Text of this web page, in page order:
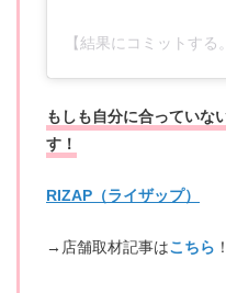
もしも自分に合っていな
す！
RIZAP（ライザップ）
→店舗取材記事はこちら ！